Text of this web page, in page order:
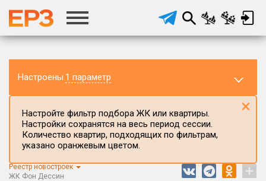
Настроены 1 параметр
Регион ЖК
Настройте фильтр подбора ЖК или квартиры.
Настройки сохранятся на весь период сессии.
Количество квартир, подходящих по фильтрам,
указано оранжевым цветом.
×
Реестр новостроек
ЖК Фон Дессин
+